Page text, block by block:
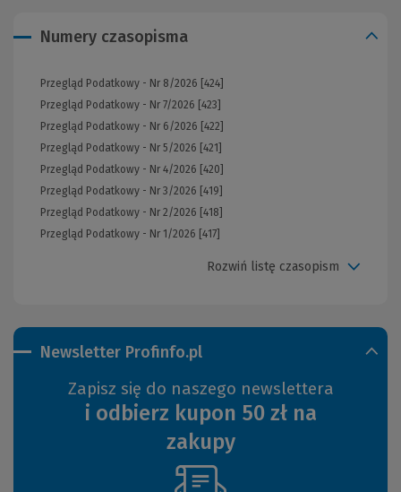
Newsletter Profinfo.pl
Zapisz się do naszego newslettera
i odbierz kupon 50 zł na
zakupy
Numery czasopisma
Przegląd Podatkowy - Nr 8/2026 [424]
Przegląd Podatkowy - Nr 7/2026 [423]
Przegląd Podatkowy - Nr 6/2026 [422]
Przegląd Podatkowy - Nr 5/2026 [421]
Przegląd Podatkowy - Nr 4/2026 [420]
Przegląd Podatkowy - Nr 3/2026 [419]
Przegląd Podatkowy - Nr 2/2026 [418]
Przegląd Podatkowy - Nr 1/2026 [417]
Rozwiń listę czasopism